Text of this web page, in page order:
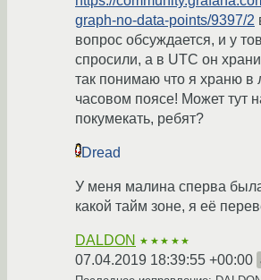
graph-no-data-points/9397/2
вопрос обсуждается, и у
спросили, а в UTC он
так понимаю что я храню в
часовом поясе! Может тут
покумекать, ребят?
Dread
У меня малина сперва
какой тайм зоне, я её
DALDON ★★★★★
07.04.2019 18:39:55 +00:00